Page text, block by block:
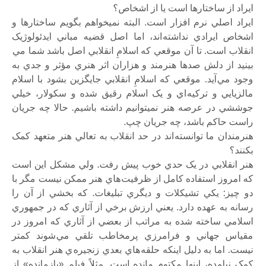
ايراد از ساختارها است يا از اشخاص؟
ايراد اصلي نرم افزار است. البته نميخواهم بگويم ساختارها و
اشخاص ايرادي نداشته اند، اما اصل قضيه مباني ايدئولوژيک
انقلاب است. تا آن موقعي که اسلامِ انقلابي اصل باشد شما مي
بينيد از دلش صدها هنرمند و هزاران اثر هنري مؤثر و جدي به
وجود مي آيد. موقعي که اسلامِ انقلابي جايگزين بشود با اسلام
مالزيايي و ترکيه اي و يک اسلام رقيق شده و سکولار، خيلي
جوششي در عرصه هنر نميتوانيم داشته باشيم. حالا چه جريان
راست حاکم باشد، چه جريان چپ.
هنرمندان ما توانسته اند در حد انقلاب به تعالي هنر متعهد کمک
بکنند؟
هنر انقلابي در يک حدي خوب پيش رفت. ولي مشکل اين است
که امروز استفاده کامل از ظرفيت هاي هنر ممکن نيست مگر با
دو چيز: يکي تشيکلات و ديگري تبليغات. که بخشي از آن را
رسانه به عهده دارد. يعني ارزش برخي از آثاري که در جمهوري
اسلامي ساخته شده به مراتب از بعضي از آثاري که امروز در
مقياس جهاني و فرامرزي پرمخاطب تلقي مي شوند کمتر
نيست. اما به دليل اينکه حلقه هاي بعدي زنجيره ي هنر انقلاب به